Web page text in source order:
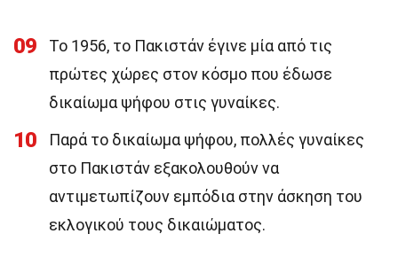
09
Το 1956, το Πακιστάν έγινε μία από τις
πρώτες χώρες στον κόσμο που έδωσε
δικαίωμα ψήφου στις γυναίκες.
10
Παρά το δικαίωμα ψήφου, πολλές γυναίκες
στο Πακιστάν εξακολουθούν να
αντιμετωπίζουν εμπόδια στην άσκηση του
εκλογικού τους δικαιώματος.